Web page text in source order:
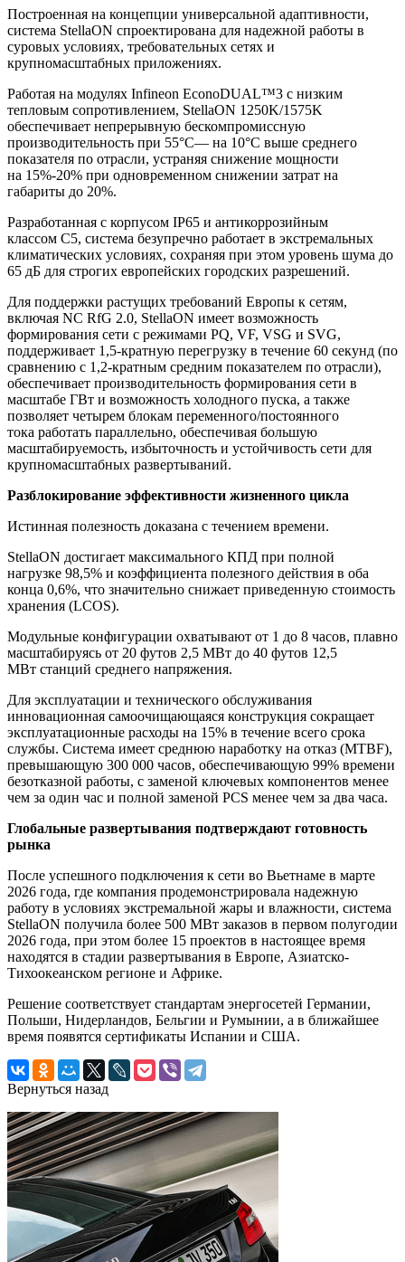
Построенная на концепции универсальной адаптивности,
система StellaON спроектирована для надежной работы в
суровых условиях, требовательных сетях и
крупномасштабных приложениях.
Работая на модулях Infineon EconoDUAL™3 с низким
тепловым сопротивлением, StellaON 1250K/1575K
обеспечивает непрерывную бескомпромиссную
производительность при 55°C— на 10°C выше среднего
показателя по отрасли, устраняя снижение мощности
на 15%-20% при одновременном снижении затрат на
габариты до 20%.
Разработанная с корпусом IP65 и антикоррозийным
классом C5, система безупречно работает в экстремальных
климатических условиях, сохраняя при этом уровень шума до
65 дБ для строгих европейских городских разрешений.
Для поддержки растущих требований Европы к сетям,
включая NC RfG 2.0, StellaON имеет возможность
формирования сети с режимами PQ, VF, VSG и SVG,
поддерживает 1,5-кратную перегрузку в течение 60 секунд (по
сравнению с 1,2-кратным средним показателем по отрасли),
обеспечивает производительность формирования сети в
масштабе ГВт и возможность холодного пуска, а также
позволяет четырем блокам переменного/постоянного
тока работать параллельно, обеспечивая большую
масштабируемость, избыточность и устойчивость сети для
крупномасштабных развертываний.
Разблокирование эффективности жизненного цикла
Истинная полезность доказана с течением времени.
StellaON достигает максимального КПД при полной
нагрузке 98,5% и коэффициента полезного действия в оба
конца 0,6%, что значительно снижает приведенную стоимость
хранения (LCOS).
Модульные конфигурации охватывают от 1 до 8 часов, плавно
масштабируясь от 20 футов 2,5 МВт до 40 футов 12,5
МВт станций среднего напряжения.
Для эксплуатации и технического обслуживания
инновационная самоочищающаяся конструкция сокращает
эксплуатационные расходы на 15% в течение всего срока
службы. Система имеет среднюю наработку на отказ (MTBF),
превышающую 300 000 часов, обеспечивающую 99% времени
безотказной работы, с заменой ключевых компонентов менее
чем за один час и полной заменой PCS менее чем за два часа.
Глобальные развертывания подтверждают готовность
рынка
После успешного подключения к сети во Вьетнаме в марте
2026 года, где компания продемонстрировала надежную
работу в условиях экстремальной жары и влажности, система
StellaON получила более 500 МВт заказов в первом полугодии
2026 года, при этом более 15 проектов в настоящее время
находятся в стадии развертывания в Европе, Азиатско-
Тихоокеанском регионе и Африке.
Решение соответствует стандартам энергосетей Германии,
Польши, Нидерландов, Бельгии и Румынии, а в ближайшее
время появятся сертификаты Испании и США.
Вернуться назад